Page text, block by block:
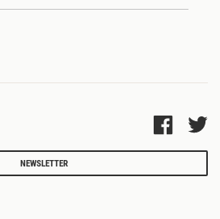
NEWSLETTER